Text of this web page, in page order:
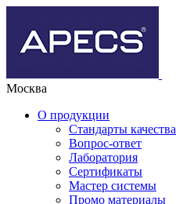
Москва
О продукции
Стандарты качества
Вопрос-ответ
Лаборатория
Сертификаты
Мастер системы
Промо материалы